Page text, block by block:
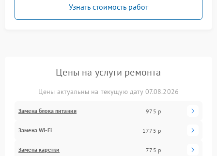
Узнать стоимость работ
Цены на услуги ремонта
Цены актуальны на текущую дату 07.08.2026
Замена блока питания 975 р
Замена Wi-Fi 1775 р
Замена каретки 775 р